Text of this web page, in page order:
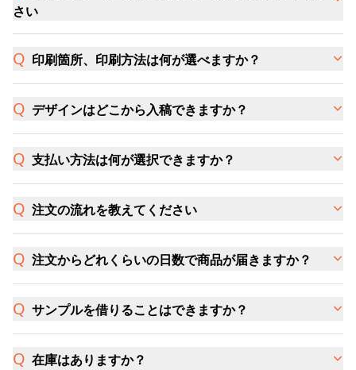
さい
印刷箇所、印刷方法は何が選べますか？
デザインはどこから入稿できますか？
支払い方法は何が選択できますか？
注文の流れを教えてください
注文からどれくらいの日数で商品が届きますか？
サンプルを借りることはできますか？
在庫はありますか？